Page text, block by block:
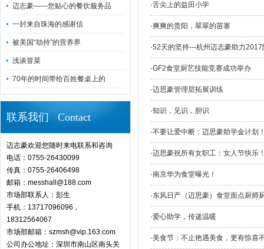
迈志豪——您贴心的餐饮服务品
一封来自珠海的感谢信
被美国“劫持”的营养界
浅谈冒菜
70年的时间带给百姓餐桌上的
联系我们 Contact
迈志豪欢迎您随时来电联系和咨询
电话：0755-26430099
传真：0755-26406498
邮箱：messhall@188.com
市场部联系人：彭生
手机：13717096096，
18312564067
市场部邮箱：szmsh@vip.163.com
公司办公地址：深圳市南山区南头关
·舌尖上的益田小学
·爽爽的贵阳，翠翠的苗寨
·52天的坚持---杭州迈志豪助力2017
·GF2食堂厨艺技能竞赛成功举办
·迈思豪管理层拓展训练
·知识，见识，胆识
·不要让爱中断：迈思豪助学金计划
·迈思豪祝所有女职工：女人节快乐
·南京华为食堂曝光！
·东风日产（迈思豪）食堂面点厨师
·爱心助学，传递温暖
·美食节：不止艳遇美食，更有惊喜